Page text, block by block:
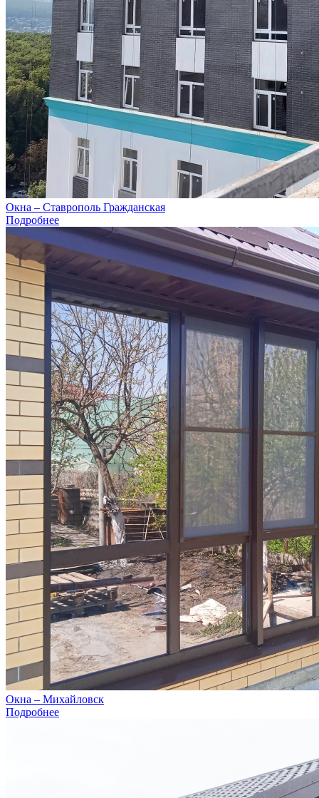
Окна – Ставрополь Гражданская
Подробнее
Окна – Михайловск
Подробнее